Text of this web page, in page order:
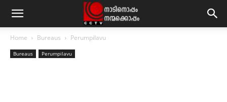
Home Bureaus Perumpilavu
Bureaus Perumpilavu